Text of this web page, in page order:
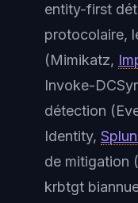
entity-first
protocolaire,
(Mimikatz,
Invoke-
détection
Identity,
de mitigation
krbtgt